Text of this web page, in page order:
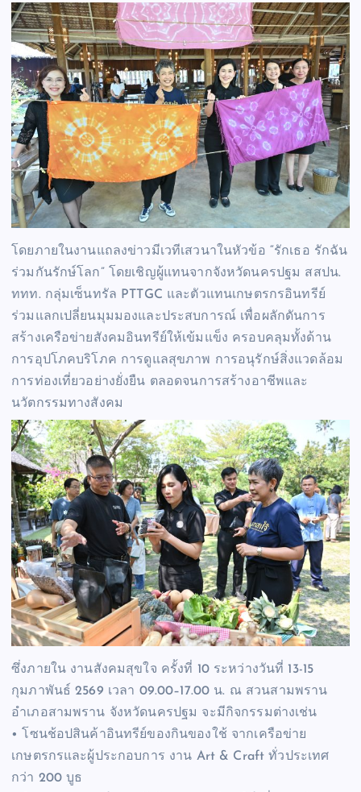
โดยภายในงานแถลงข่าวมีเวทีเสวนาในหัวข้อ “รักเธอ รักฉัน
ร่วมกันรักษ์โลก” โดยเชิญผู้แทนจากจังหวัดนครปฐม สสปน.
ททท. กลุ่มเซ็นทรัล PTTGC และตัวแทนเกษตรกรอินทรีย์
ร่วมแลกเปลี่ยนมุมมองและประสบการณ์ เพื่อผลักดันการ
สร้างเครือข่ายสังคมอินทรีย์ให้เข้มแข็ง ครอบคลุมทั้งด้าน
การอุปโภคบริโภค การดูแลสุขภาพ การอนุรักษ์สิ่งแวดล้อม
การท่องเที่ยวอย่างยั่งยืน ตลอดจนการสร้างอาชีพและ
นวัตกรรมทางสังคม
ซึ่งภายใน งานสังคมสุขใจ ครั้งที่ 10 ระหว่างวันที่ 13-15
กุมภาพันธ์ 2569 เวลา 09.00–17.00 น. ณ สวนสามพราน
อำเภอสามพราน จังหวัดนครปฐม จะมีกิจกรรมต่างเช่น
• โซนช้อปสินค้าอินทรีย์ของกินของใช้ จากเครือข่าย
เกษตรกรและผู้ประกอบการ งาน Art & Craft ทั่วประเทศ
กว่า 200 บูธ